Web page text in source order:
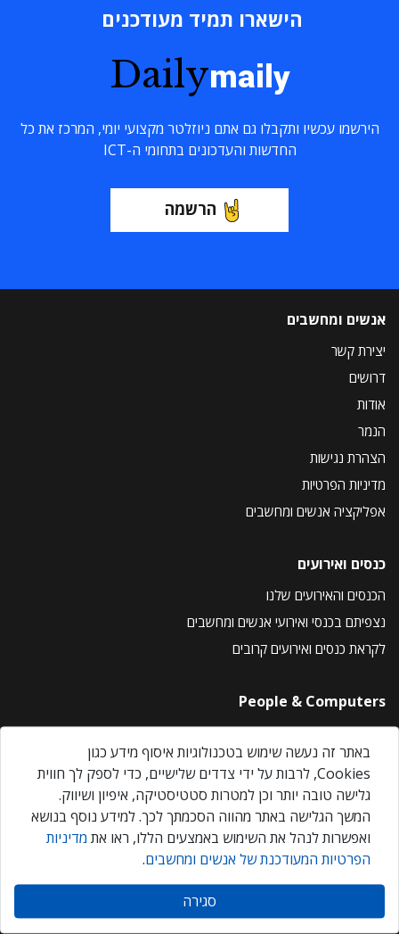
הישארו תמיד מעודכנים
Dailymaily
הירשמו עכשיו ותקבלו גם אתם ניוזלטר מקצועי יומי, המרכז את כל
החדשות והעדכונים בתחומי ה-ICT
הרשמה
אנשים ומחשבים
יצירת קשר
דרושים
אודות
הנמר
הצהרת נגישות
מדיניות הפרטיות
אפליקציה אנשים ומחשבים
כנסים ואירועים
הכנסים והאירועים שלנו
נצפיתם בכנסי ואירועי אנשים ומחשבים
לקראת כנסים ואירועים קרובים
People & Computers
About Us
Privacy Policy
Contact Us
Our Events
אנשים ומחשבים © 2026 – כל הזכויות שמורות
באתר זה נעשה שימוש בטכנולוגיות איסוף מידע כגון
Cookies, לרבות על ידי צדדים שלישיים, כדי לספק לך חווית
גלישה טובה יותר וכן למטרות סטטיסטיקה, איפיון ושיווק.
המשך הגלישה באתר מהווה הסכמתך לכך. למידע נוסף בנושא
ואפשרות לנהל את השימוש באמצעים הללו, ראו את מדיניות
הפרטיות המעודכנת של אנשים ומחשבים.
סגירה